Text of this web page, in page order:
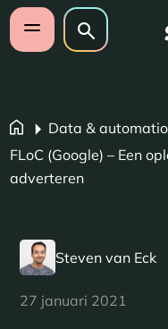
Navigatie overslaan
Open mobiel menu
Zoeken op
Zoeken
Data &
FLoC (Google) – Een
adverteren
Steven van Eck
27 januari 2021